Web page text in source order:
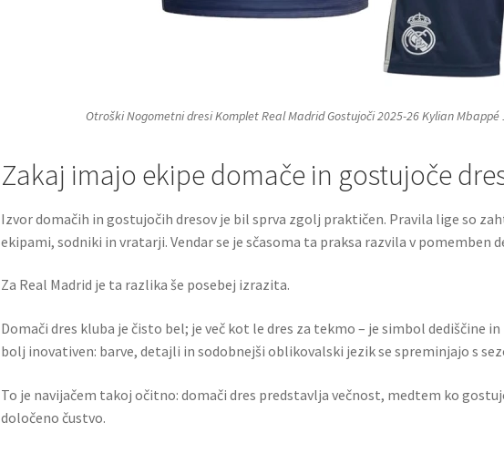
Otroški Nogometni dresi Komplet Real Madrid Gostujoči 2025-26 Kylian Mbappé
Zakaj imajo ekipe domače in gostujoče
Izvor domačih in gostujočih dresov je bil sprva zgolj praktičen. Pravila lige so
ekipami, sodniki in vratarji. Vendar se je sčasoma ta praksa razvila v pomemben
Za Real Madrid je ta razlika še posebej izrazita.
Domači dres kluba je čisto bel; je več kot le dres za tekmo – je simbol dediščine
bolj inovativen: barve, detajli in sodobnejši oblikovalski jezik se spreminjajo s
To je navijačem takoj očitno: domači dres predstavlja večnost, medtem ko
določeno čustvo.